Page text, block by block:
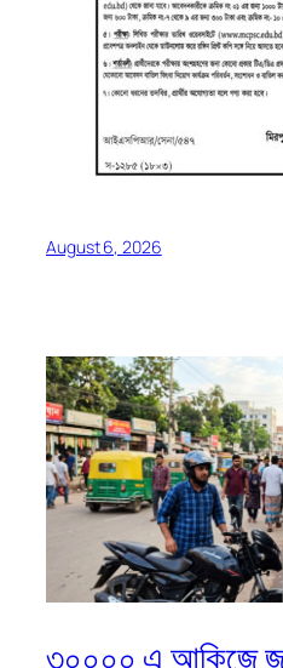
August 6, 2026
৩০০০০ এ আকিজে